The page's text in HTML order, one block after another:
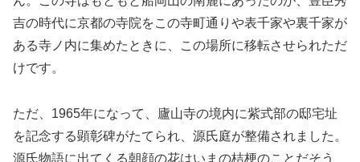
吉の時代に京都の寺院をこの寺町通りや表千家や裏千家が
ある寺ノ内に集めたときに、この場所に移転させられただ
けです。
ただ、1965年になって、廬山寺の境内に紫式部の邸宅址
を記念する顕彰碑がたてられ、源氏庭が整備されました。
源氏物語に出てくる朝顔の花はいまの桔梗のことだそう